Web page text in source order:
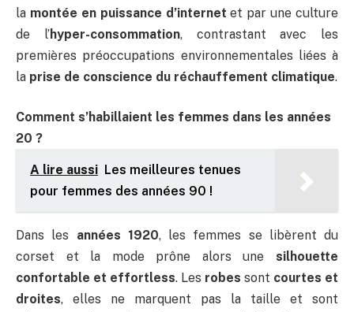
la montée en puissance d’internet et par une culture
de l’hyper-consommation, contrastant avec les
premières préoccupations environnementales liées à
la prise de conscience du réchauffement climatique.
Comment s’habillaient les femmes dans les années
20 ?
A lire aussi Les meilleures tenues
pour femmes des années 90 !
Dans les années 1920, les femmes se libèrent du
corset et la mode prône alors une silhouette
confortable et effortless. Les robes sont courtes et
droites, elles ne marquent pas la taille et sont